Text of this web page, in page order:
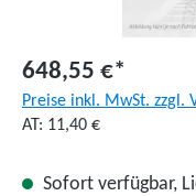
648,55 €*
Preise inkl. MwSt. zzgl.
AT: 11,40 €
Sofort verfügbar,